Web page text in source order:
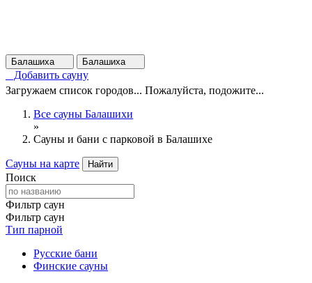
Балашиха Балашиха
Добавить сауну
Загружаем список городов... Пожалуйста, подожите...
Все сауны Балашихи
»
Сауны и бани с парковой в Балашихе
Сауны на карте Найти
Поиск
Фильтр саун
Фильтр саун
Тип парной
Русские бани
Финские сауны